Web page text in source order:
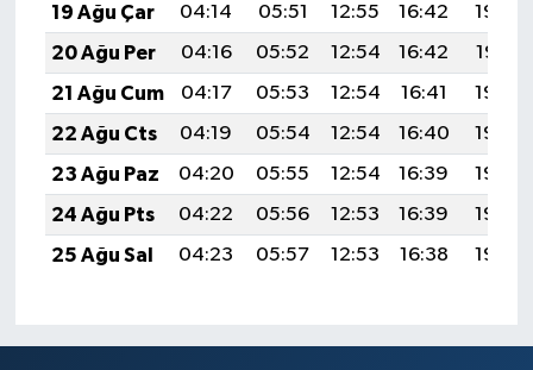
19 Ağu Çar
04:14 05:51 12:55 16:42
19:48
20 Ağu Per
04:16 05:52 12:54 16:42
19:47
21 Ağu Cum
04:17 05:53 12:54 16:41
19:45
22 Ağu Cts
04:19 05:54 12:54 16:40
19:44
23 Ağu Paz
04:20 05:55 12:54 16:39
19:42
24 Ağu Pts
04:22 05:56 12:53 16:39
19:40
25 Ağu Sal
04:23 05:57 12:53 16:38 19:39